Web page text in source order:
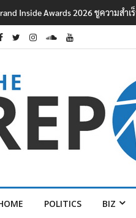
Inside Awards 2026 ชูความ
POLITICS BIZ